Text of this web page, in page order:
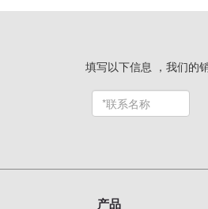
填写以下信息 ，我们的
产品